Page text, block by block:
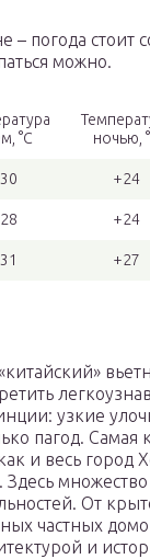
погода стоит
можно.
°С
ночью,
+24
+24
+27
узкие
пагод. Самая
и весь город
От
частных
и